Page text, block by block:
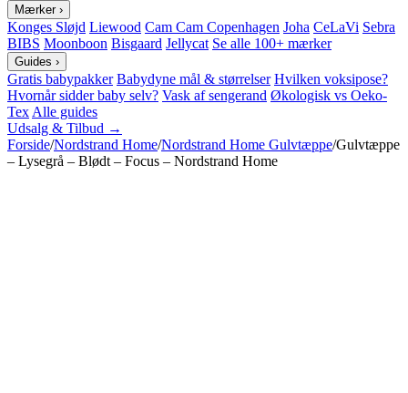
Mærker ›
Konges Sløjd Liewood Cam Cam Copenhagen Joha CeLaVi Sebra
BIBS Moonboon Bisgaard Jellycat Se alle 100+ mærker
Guides ›
Gratis babypakker Babydyne mål & størrelser Hvilken voksipose?
Hvornår sidder baby selv? Vask af sengerand Økologisk vs Oeko-
Tex Alle guides
Udsalg & Tilbud →
Forside/Nordstrand Home/Nordstrand Home Gulvtæppe/Gulvtæppe
– Lysegrå – Blødt – Focus – Nordstrand Home